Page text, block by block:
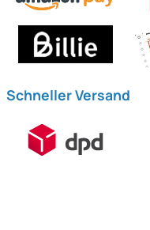
Schneller Versand